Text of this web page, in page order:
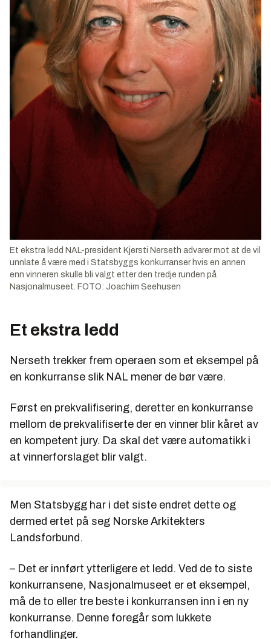
Et ekstra ledd NAL-president Kjersti Nerseth advarer mot at de vil
unnlate å være med i Statsbyggs konkurranser hvis en annen
enn vinneren skulle bli valgt etter den tredje runden på
Nasjonalmuseet. FOTO: Joachim Seehusen
Et ekstra ledd
Nerseth trekker frem operaen som et eksempel på
en konkurranse slik NAL mener de bør være.
Først en prekvalifisering, deretter en konkurranse
mellom de prekvalifiserte der en vinner blir kåret av
en kompetent jury. Da skal det være automatikk i
at vinnerforslaget blir valgt.
Men Statsbygg har i det siste endret dette og
dermed ertet på seg Norske Arkitekters
Landsforbund.
– Det er innført ytterligere et ledd. Ved de to siste
konkurransene, Nasjonalmuseet er et eksempel,
må de to eller tre beste i konkurransen inn i en ny
konkurranse. Denne foregår som lukkete
forhandlinger.